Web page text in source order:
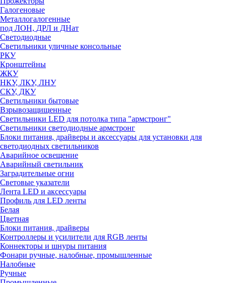
Галогеновые
Металлогалогенные
под ЛОН, ДРЛ и ДНат
Светодиодные
Светильники уличные консольные
РКУ
Кронштейны
ЖКУ
НКУ, ЛКУ, ЛНУ
СКУ, ДКУ
Светильники бытовые
Взрывозащищенные
Светильники LED для потолка типа "армстронг"
Светильники светодиодные армстронг
Блоки питания, драйверы и аксессуары для установки для
светодиодных светильников
Аварийное освещение
Аварийный светильник
Заградительные огни
Световые указатели
Лента LED и аксессуары
Профиль для LED ленты
Белая
Цветная
Блоки питания, драйверы
Контроллеры и усилители для RGB ленты
Коннекторы и шнуры питания
Фонари ручные, налобные, промышленные
Налобные
Ручные